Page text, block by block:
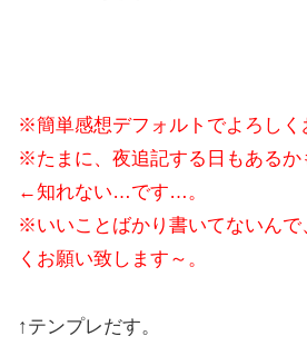
※簡単感想デフォルトでよろしく
※たまに、夜追記する日もあるか
←知れない…です…。
※いいことばかり書いてないんで
くお願い致します～。
↑テンプレだす。